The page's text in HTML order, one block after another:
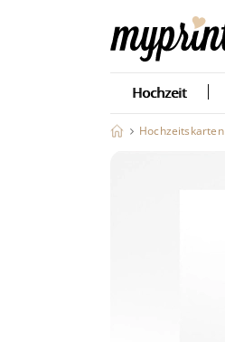
Hochzeit
Hochzeitskarten